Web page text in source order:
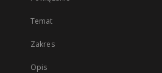
Temat
Zakres
Opis